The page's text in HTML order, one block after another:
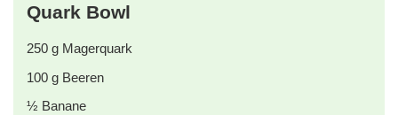
Quark Bowl
250 g Magerquark
100 g Beeren
½ Banane